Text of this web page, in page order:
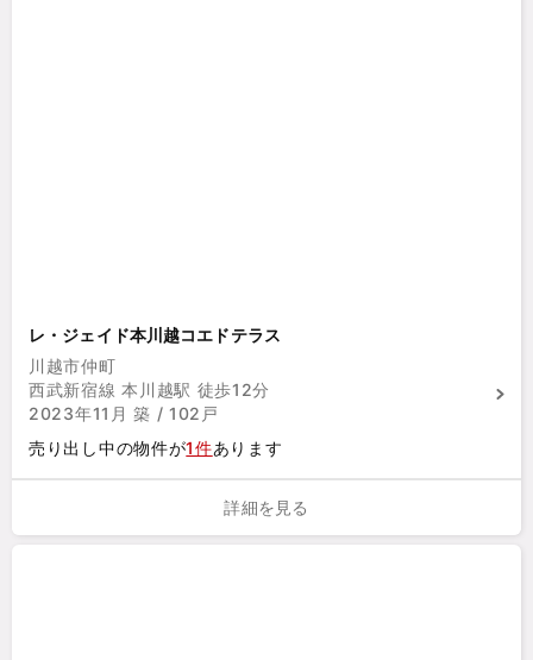
レ・ジェイド本川越コエドテラス
川越市仲町
西武新宿線 本川越駅 徒歩12分
2023年11月 築 / 102戸
売り出し中の物件が1件あります
詳細を見る